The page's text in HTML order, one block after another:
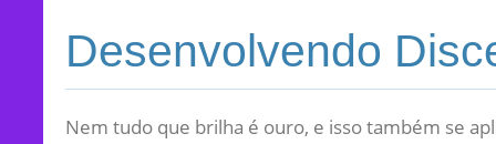
Desenvolvendo
Nem tudo que brilha é ouro, e isso também se